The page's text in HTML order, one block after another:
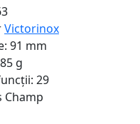
Victorinox
91 mm
g
29
Champ